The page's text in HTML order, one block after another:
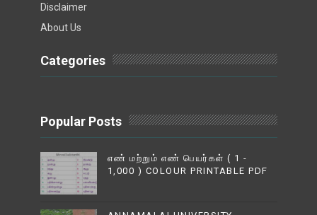
Disclaimer
About Us
Categories
Popular Posts
எண் மற்றும் எண் பெயர்கள் ( 1 -
1,000 ) COLOUR PRINTABLE PDF